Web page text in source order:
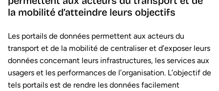
la mobilité d’atteindre leurs objectifs
Les portails de données permettent aux acteurs du
transport et de la mobilité de centraliser et d’exposer leurs
données concernant leurs infrastructures, les services aux
usagers et les performances de l’organisation. L’objectif de
tels portails est de rendre les données facilement